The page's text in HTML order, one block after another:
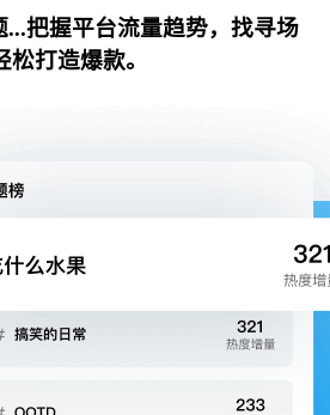
把握平台流量趋势，找寻场
打造爆款。